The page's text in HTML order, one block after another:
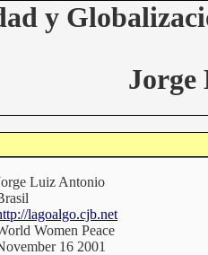
y
Jorge
Luiz Antonio
lagoalgo.cjb.net
Women Peace
16 2001